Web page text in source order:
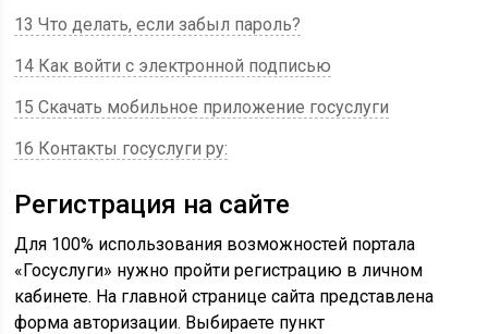
13 Что делать, если забыл пароль?
14 Как войти с электронной подписью
15 Скачать мобильное приложение госуслуги
16 Контакты госуслуги ру:
Регистрация на сайте
Для 100% использования возможностей портала
«Госуслуги» нужно пройти регистрацию в личном
кабинете. На главной странице сайта представлена
форма авторизации. Выбираете пункт